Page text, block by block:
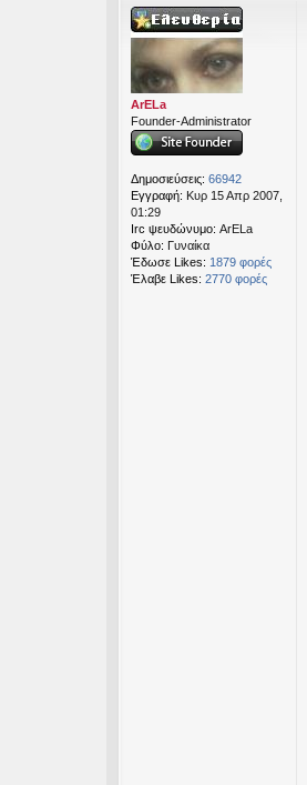
ArELa
Founder-Administrator
Δημοσιεύσεις: 66942
Εγγραφή: Κυρ 15 Απρ 2007,
01:29
Irc ψευδώνυμο: ArELa
Φύλο: Γυναίκα
Έδωσε Likes: 1879 φορές
Έλαβε Likes: 2770 φορές